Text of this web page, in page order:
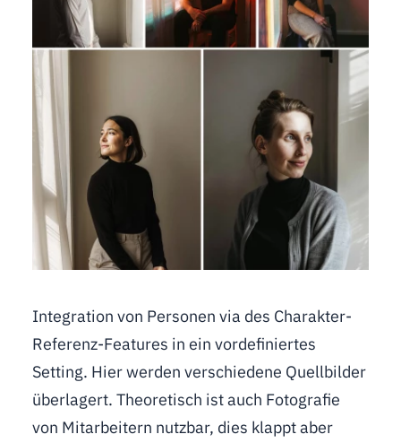
Integration von Personen via des Charakter-
Referenz-Features in ein vordefiniertes
Setting. Hier werden verschiedene Quellbilder
überlagert. Theoretisch ist auch Fotografie
von Mitarbeitern nutzbar, dies klappt aber